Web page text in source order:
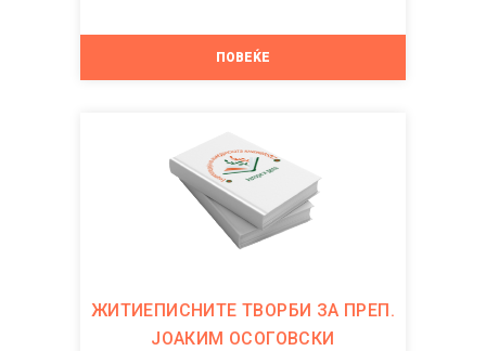
ПОВЕЌЕ
ЖИТИЕПИСНИТЕ ТВОРБИ ЗА ПРЕП.
ЈОАКИМ ОСОГОВСКИ